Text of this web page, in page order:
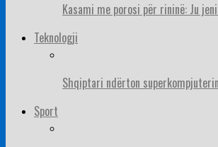
Kasami me porosi për rininë: Ju
Teknologji
Shqiptari ndërton
Sport